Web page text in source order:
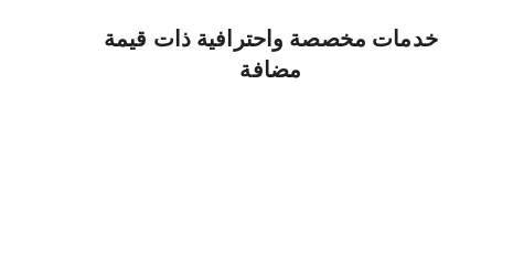
خدمات مخصصة واحترافية ذات قيمة
مضافة